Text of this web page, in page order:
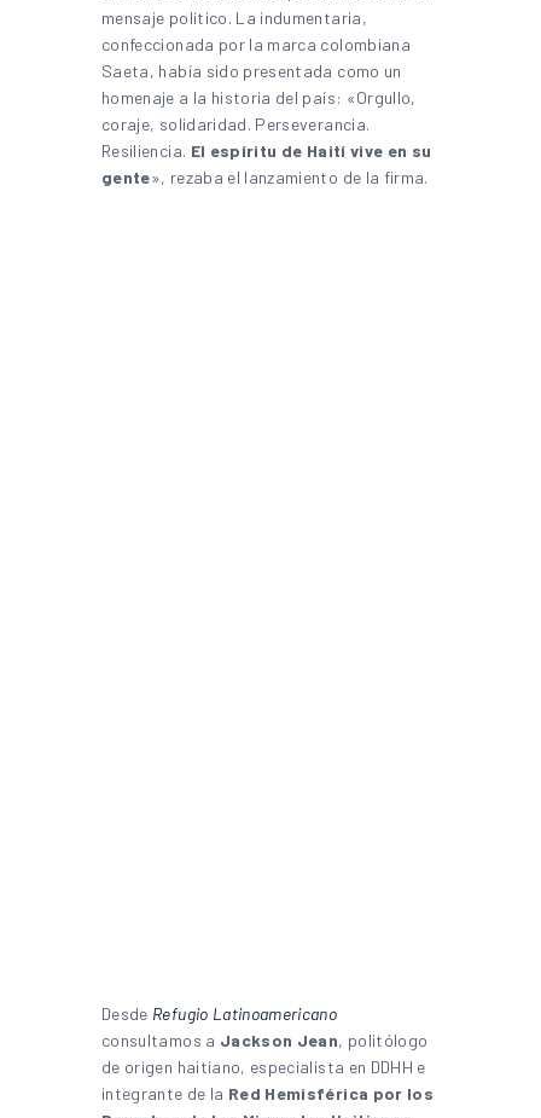
mensaje político. La indumentaria,
confeccionada por la marca colombiana
Saeta, había sido presentada como un
homenaje a la historia del país: «Orgullo,
coraje, solidaridad. Perseverancia.
Resiliencia. El espíritu de Haití vive en su
gente», rezaba el lanzamiento de la firma.
Desde Refugio Latinoamericano
consultamos a Jackson Jean, politólogo
de origen haitiano, especialista en DDHH e
integrante de la Red Hemisférica por los